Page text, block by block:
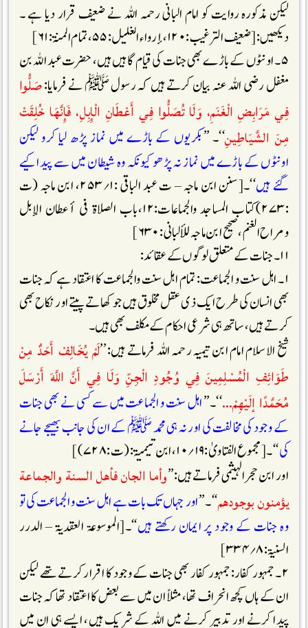
لیکن مذکورہ روایت کو امام البانی رحمہ اللہ نے ضعیف قرار دیا ہے ۔
دیکھیں: [ضعیف الترغیب :۱۲۰، إرواء الغلیل:۵۵، تمام المنۃ:۶۱]
۵۔ اونٹوں کے باڑے بھی جنات کی قیام گاہیں ہیں، حضرت عبد اللہ بن
مغفل رضی اللہ عنہ بیان کرتے ہیں کہ رسول ﷺ نے فرمایا:صَلُّوا
فِي مَرَابِضِ الْغَنَمِ، وَلَا تُصَلُّوا فِي أَعْطَانِ الْإِبِلِ، فَإِنَّهَا خُلِقَتْ
مِنَ الشَّيَاطِينِ‘‘۔ ’’بکریوں کے باڑے میں نماز پڑھ لیا کرو لیکن
اونٹوں کے باڑے میں نماز نہ پڑھو کیونکہ وہ شیطان میں سے پیدا کیے
گئے ہیں
‘‘۔[سنن ابن ماجہ – ت عبد الباقی :۱؍۲۵۳، ابن ماجہ (ت
:۲۷۳)کتاب المساجد والجماعات:۱۲،باب الصلاۃ فی أعطان الإبل
ومراح الغنم ، صحیح ابن ماجہ للألبانی :۶۳۰]
۱۱۔ جنات کے متعلق لوگوں کے عقائد :
۱۔ اہل سنت و الجماعت: تمام اہل سنت والجماعت کا اعتقاد ہے کہ جنات
بھی انسان کی طرح ایک ذی عقل مخلوق ہیں جو کھاتے پیتے اور نکاح بھی
کرتے ہیں ،ساتھ ہی شرعی احکام کے مکلف بھی ہیں۔
شیخ الاسلام امام ابن تیمیہ رحمہ اللہ فرماتے ہیں: ’’لَمْ يُخَالِفْ أَحَدٌ مِنْ
طَوَائِفِ الْمُسْلِمِينَ فِي وُجُودِ الْجِنِّ وَلَا فِي أَنَّ اللَّهَ أَرْسَلَ
مُحَمَّدًا إلَيْهِمْ…‘‘۔’’اہل سنت و الجماعت میں سے کسی نے بھی جنات
کے وجود کی مخالفت کی اور نہ ہی محمد ﷺ کے ان کی جانب بھیجے جانے
کی‘‘ ۔[مجموع الفتاویٰ:۱۹؍۱۰، ابن تیمیۃ: (ت:۷۲۸)]
اور ابن حجر الہیثمی فرماتے ہیں:’’وأما الجان فأهل السنة والجماعة
يؤمنون بوجودهم‘‘۔ ’’اور جہاں تک بات ہے اہل سنت و الجماعت کی تو
وہ جنات کے وجود پر ایمان رکھتے ہیں‘‘۔[الموسوعۃ العقدیۃ – الدرر
السنیۃ:۸؍۳۳۴]
۲۔ جمہور کفار: جمہور کفار بھی جنات کے وجود کا اقرار کرتے تھے لیکن
ان کے ہاں کچھ انحراف تھا، مثلاً ان میں سے بعض کا اعتقاد تھا کہ جنات
پیدا کرنے اور تدبیر کرنے میں اللہ کے شریک ہیں، ایسے ہی ان میں